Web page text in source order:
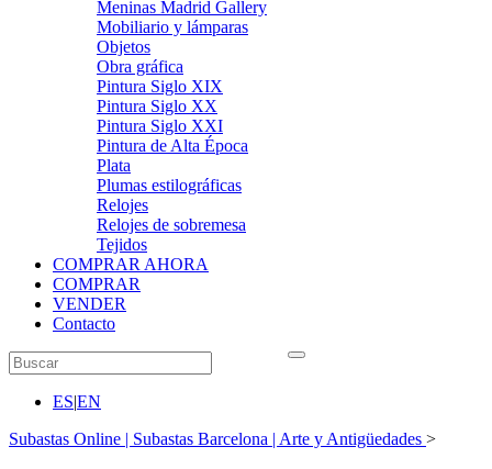
Meninas Madrid Gallery
Mobiliario y lámparas
Objetos
Obra gráfica
Pintura Siglo XIX
Pintura Siglo XX
Pintura Siglo XXI
Pintura de Alta Época
Plata
Plumas estilográficas
Relojes
Relojes de sobremesa
Tejidos
COMPRAR AHORA
COMPRAR
VENDER
Contacto
ES|EN
Subastas Online | Subastas Barcelona | Arte y Antigüedades >